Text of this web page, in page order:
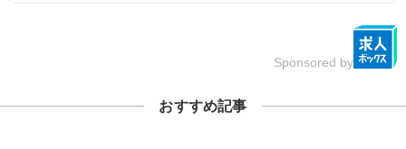
Sponsored by
おすすめ記事